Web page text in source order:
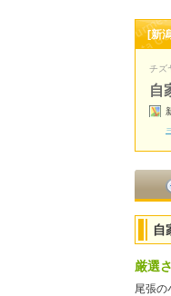
[新
チズ
自
自
厳選
尾張の